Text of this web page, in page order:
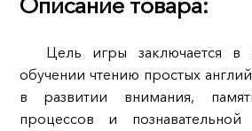
Цель игры заключается в
обучении чтению простых
в развитии внимания,
процессов и